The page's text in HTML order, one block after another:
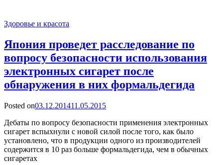
Здоровье и красота
Япония проведет расследование по
вопросу безопасности использования
электронных сигарет после
обнаружения в них формальдегида
Posted on03.12.201411.05.2015
Дебаты по вопросу безопасности применения электронных
сигарет вспыхнули с новой силой после того, как было
установлено, что в продукции одного из производителей
содержится в 10 раз больше формальдегида, чем в обычных
сигаретах